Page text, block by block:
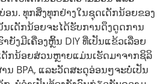
ອນ. ທຸກສິ່ງທຸກຢ່າງໃນຊຸດເດັກນ້ອຍຂອງ
ເດັກນ້ອຍຈະໄດ້ຮັບການດຶງດູດການ
ຍັງມີເຄື່ອງຫຼິ້ນ DIY ທີ່ເປັນແຂ້ວເລ່ືອຍ
ດັກນ້ອຍສ່ວນຫຼາຍແມ່ນເຮັດມາຈາກຊິລິ
BPA, ແລະວັດສະດຸອ່ອນໆຈະບໍ່ເປັນ